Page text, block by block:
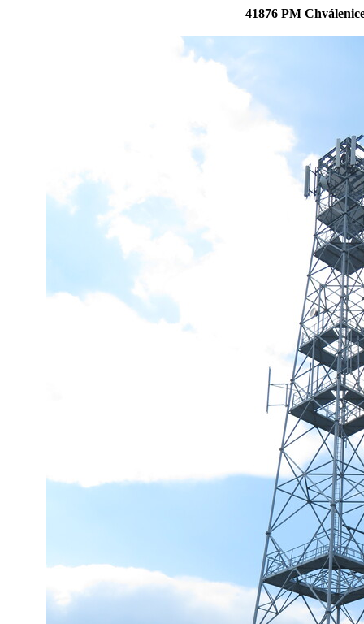
41876 PM